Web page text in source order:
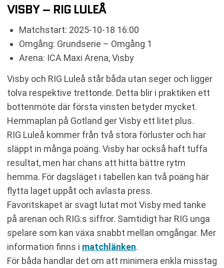
VISBY – RIG LULEÅ
Matchstart: 2025-10-18 16:00
Omgång: Grundserie – Omgång 1
Arena: ICA Maxi Arena, Visby
Visby och RIG Luleå står båda utan seger och ligger
tolva respektive trettonde. Detta blir i praktiken ett
bottenmöte där första vinsten betyder mycket.
Hemmaplan på Gotland ger Visby ett litet plus.
RIG Luleå kommer från två stora förluster och har
släppt in många poäng. Visby har också haft tuffa
resultat, men har chans att hitta bättre rytm
hemma. För dagsläget i tabellen kan två poäng här
flytta laget uppåt och avlasta press.
Favoritskapet är svagt lutat mot Visby med tanke
på arenan och RIG:s siffror. Samtidigt har RIG unga
spelare som kan växa snabbt mellan omgångar. Mer
information finns i matchlänken.
För båda handlar det om att minimera enkla misstag